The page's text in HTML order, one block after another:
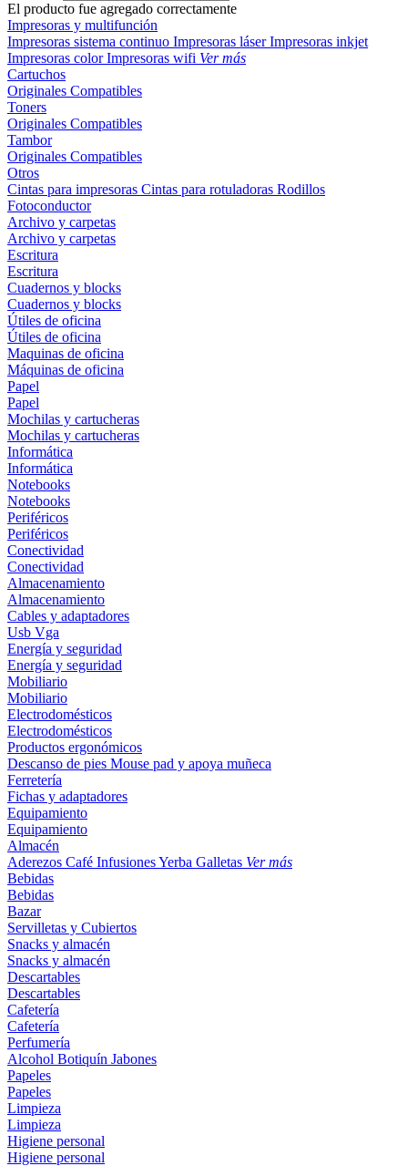
El producto fue agregado correctamente
Impresoras y multifunción
Impresoras sistema continuo Impresoras láserImpresoras inkjet
Impresoras colorImpresoras wifi Ver más
Cartuchos
Originales Compatibles
Toners
Originales Compatibles
Tambor
Originales Compatibles
Otros
Cintas para impresoras Cintas para rotuladoras Rodillos
Fotoconductor
Archivo y carpetas
Archivo y carpetas
Escritura
Escritura
Cuadernos y blocks
Cuadernos y blocks
Útiles de oficina
Útiles de oficina
Maquinas de oficina
Máquinas de oficina
Papel
Papel
Mochilas y cartucheras
Mochilas y cartucheras
Informática
Informática
Notebooks
Notebooks
Periféricos
Periféricos
Conectividad
Conectividad
Almacenamiento
Almacenamiento
Cables y adaptadores
Usb Vga
Energía y seguridad
Energía y seguridad
Mobiliario
Mobiliario
Electrodomésticos
Electrodomésticos
Productos ergonómicos
Descanso de pies Mouse pad y apoya muñeca
Ferretería
Fichas y adaptadores
Equipamiento
Equipamiento
Almacén
Aderezos Café InfusionesYerba Galletas Ver más
Bebidas
Bebidas
Bazar
Servilletas y Cubiertos
Snacks y almacén
Snacks y almacén
Descartables
Descartables
Cafetería
Cafetería
Perfumería
Alcohol Botiquín Jabones
Papeles
Papeles
Limpieza
Limpieza
Higiene personal
Higiene personal